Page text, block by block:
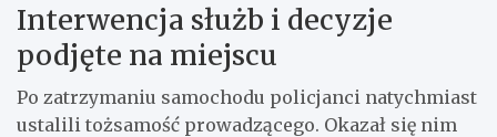
Interwencja służb i decyzje
podjęte na miejscu
Po zatrzymaniu samochodu policjanci natychmiast
ustalili tożsamość prowadzącego. Okazał się nim